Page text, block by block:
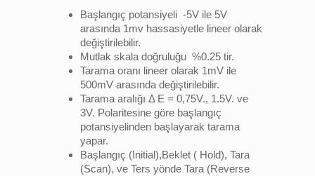
Başlangıç potansiyeli -5V ile 5V
arasında 1mv hassasiyetle lineer olarak
değiştirilebilir.
Mutlak skala doğruluğu %0.25 tir.
Tarama oranı lineer olarak 1mV ile
500mV arasında değiştirilebilir.
Tarama aralığı Δ E = 0,75V., 1.5V. ve
3V. Polaritesine göre başlangıç
potansiyelinden başlayarak tarama
yapar.
Başlangıç (Initial),Beklet ( Hold), Tara
(Scan), ve Ters yönde Tara (Reverse